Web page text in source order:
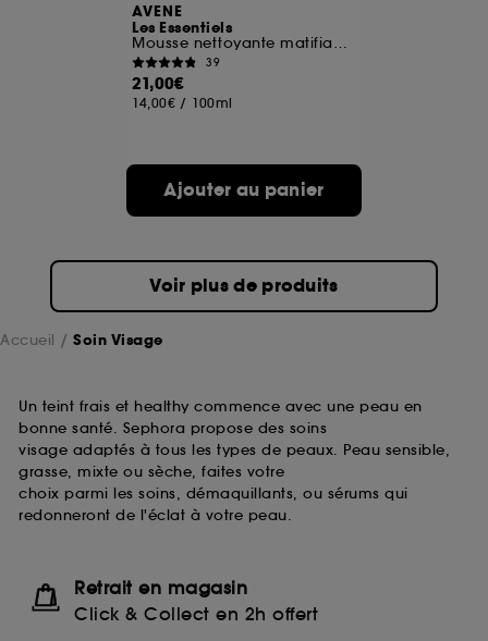
AVENE
Les Essentiels
Mousse nettoyante matifiante
39
21,00€
14,00€ / 100ml
Ajouter au panier
Voir plus de produits
Accueil Soin Visage
Un teint frais et healthy commence avec une peau en
bonne santé. Sephora propose des soins
visage adaptés à tous les types de peaux. Peau sensible,
grasse, mixte ou sèche, faites votre
choix parmi les soins, démaquillants, ou sérums qui
redonneront de l'éclat à votre peau.
Retrait en magasin
Click & Collect en 2h offert
permettant l’affichage et/ou la fourniture de
certaines fonctionnalités du site, tel que les
cookies d’authentification qui sont utilisés afin de
vous faire bénéficier de l’authentification
prolongée vous permettant d’accéder à votre
compte lors de votre prochaine visite sur le site
pouvez personnaliser vos choix concernant le dépôt
de ces cookies grâce au bouton "personnaliser mes
choix" ci-dessous ou décider de "tout accepter".
Sephora pourra associer les informations de
collectées ou générées lors de votre activité en ligne
ou en magasin. Pour refuser tous les cookies, cliques
sur "continuer sans accepter". Voous pouvez à tout
moment choisir de retirer votrte consentement. Si vous
souhaitez obtenir plus d'information sur les cookies
utilisés, cliquezici.